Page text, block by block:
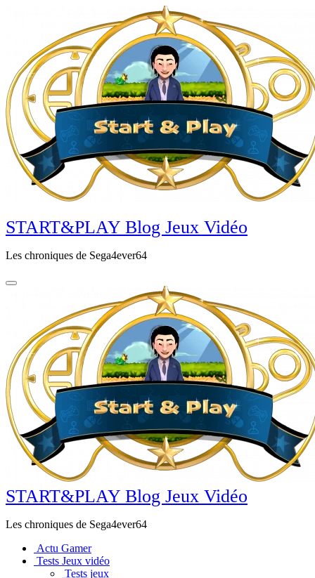
principal
START&PLAY Blog Jeux Vidéo
Les chroniques de Sega4ever64
START&PLAY Blog Jeux Vidéo
Les chroniques de Sega4ever64
Actu Gamer
Tests Jeux vidéo
Tests jeux